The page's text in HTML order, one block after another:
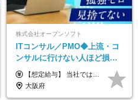
株式会社オープンソフト
ITコンサル／PMO◆上流・コ
ンサルに行けない人ほど損を
する！／ＳＥ・ＰＧ出身から
年収２００万アップ
【想定給与】 当社では、すべてのプロジェクトで受注単価を完全開示。 給与はその単価に連動し、還元率は80％以上を保証しています。 経験・スキル・貢献度に応じて報酬を正当に評価し、前職年収の保証も行っています。 ■正社員 月給35万円以上＋賞与年2回（みなし残業20h分含む） ◇試用期間は3ヶ月（期間中の待遇に変更なし） ◇みなし残業は案件先によって異なります。詳細は面談にてご説明致します。 ※経験・スキルを考慮し優遇 年収例： ・29歳女性／年収700万円（開発→上流転向） ・38歳男性／年収1,100万円（PMO・マネジメント） ・47歳男性／年収1,300万円（ITコンサル・高裁量案件）
大阪府